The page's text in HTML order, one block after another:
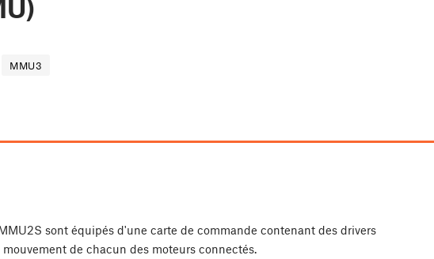
MMU3
sont équipés d'une carte de commande contenant des drivers
de chacun des moteurs connectés.